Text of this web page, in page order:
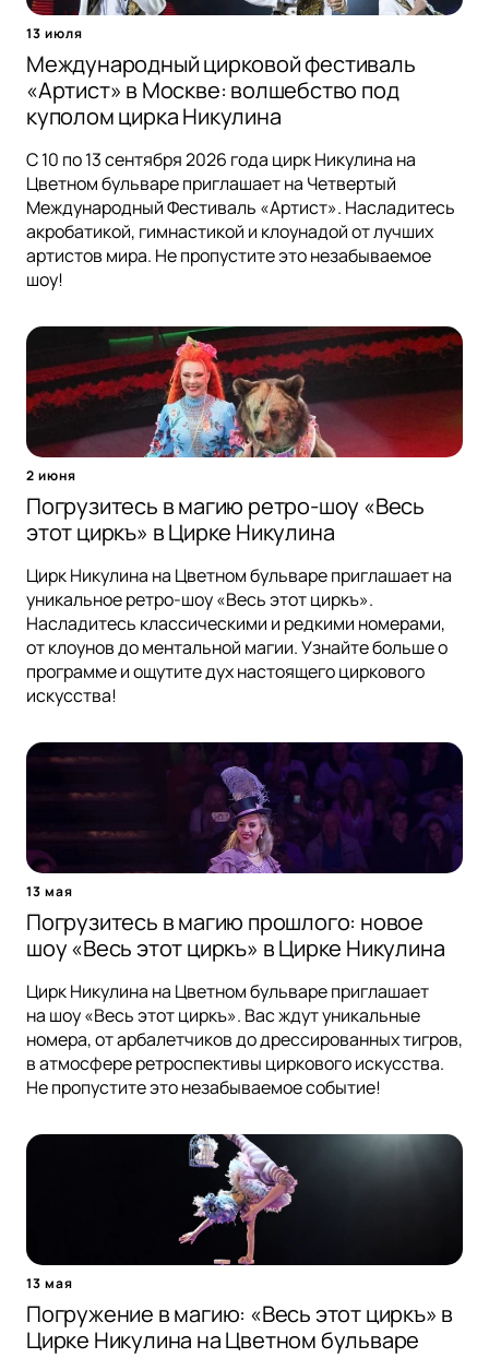
13 июля
Международный цирковой фестиваль
«Артист» в Москве: волшебство под
куполом цирка Никулина
С 10 по 13 сентября 2026 года цирк Никулина на
Цветном бульваре приглашает на Четвертый
Международный Фестиваль «Артист». Насладитесь
акробатикой, гимнастикой и клоунадой от лучших
артистов мира. Не пропустите это незабываемое
шоу!
2 июня
Погрузитесь в магию ретро-шоу «Весь
этот циркъ» в Цирке Никулина
Цирк Никулина на Цветном бульваре приглашает на
уникальное ретро-шоу «Весь этот циркъ».
Насладитесь классическими и редкими номерами,
от клоунов до ментальной магии. Узнайте больше о
программе и ощутите дух настоящего циркового
искусства!
13 мая
Погрузитесь в магию прошлого: новое
шоу «Весь этот циркъ» в Цирке Никулина
Цирк Никулина на Цветном бульваре приглашает
на шоу «Весь этот циркъ». Вас ждут уникальные
номера, от арбалетчиков до дрессированных тигров,
в атмосфере ретроспективы циркового искусства.
Не пропустите это незабываемое событие!
13 мая
Погружение в магию: «Весь этот циркъ» в
Цирке Никулина на Цветном бульваре